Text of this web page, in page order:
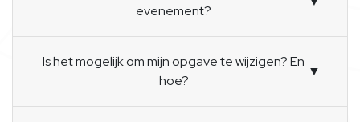
evenement?
Is het mogelijk om mijn opgave te wijzigen? En
hoe?
▼